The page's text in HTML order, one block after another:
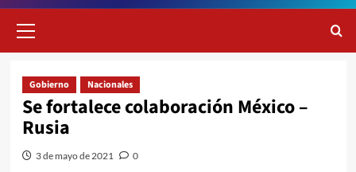
primario
Gobierno Nacionales
Se fortalece colaboración México –
Rusia
3 de mayo de 2021 0